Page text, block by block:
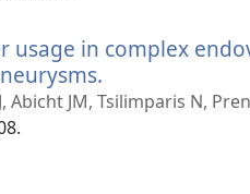
janela)
usage in complex
uma
Abicht JM, Tsilimparis N,